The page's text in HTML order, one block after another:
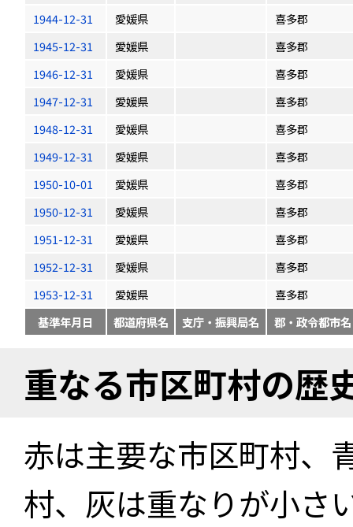
1944-12-31
愛媛県
喜多郡
1945-12-31
愛媛県
喜多郡
1946-12-31
愛媛県
喜多郡
1947-12-31
愛媛県
喜多郡
1948-12-31
愛媛県
喜多郡
1949-12-31
愛媛県
喜多郡
1950-10-01
愛媛県
喜多郡
1950-12-31
愛媛県
喜多郡
1951-12-31
愛媛県
喜多郡
1952-12-31
愛媛県
喜多郡
1953-12-31
愛媛県
喜多郡
基準年月日
都道府県名 支庁・振興局名 郡・政令都市名
重なる市区町村の歴
赤は主要な市区町村、
村、灰は重なりが小さ